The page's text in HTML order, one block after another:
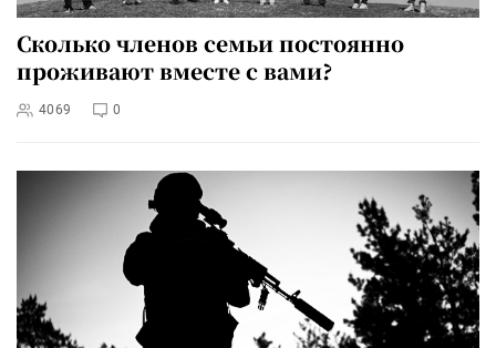
Сколько членов семьи постоянно
проживают вместе с вами?
4069 0